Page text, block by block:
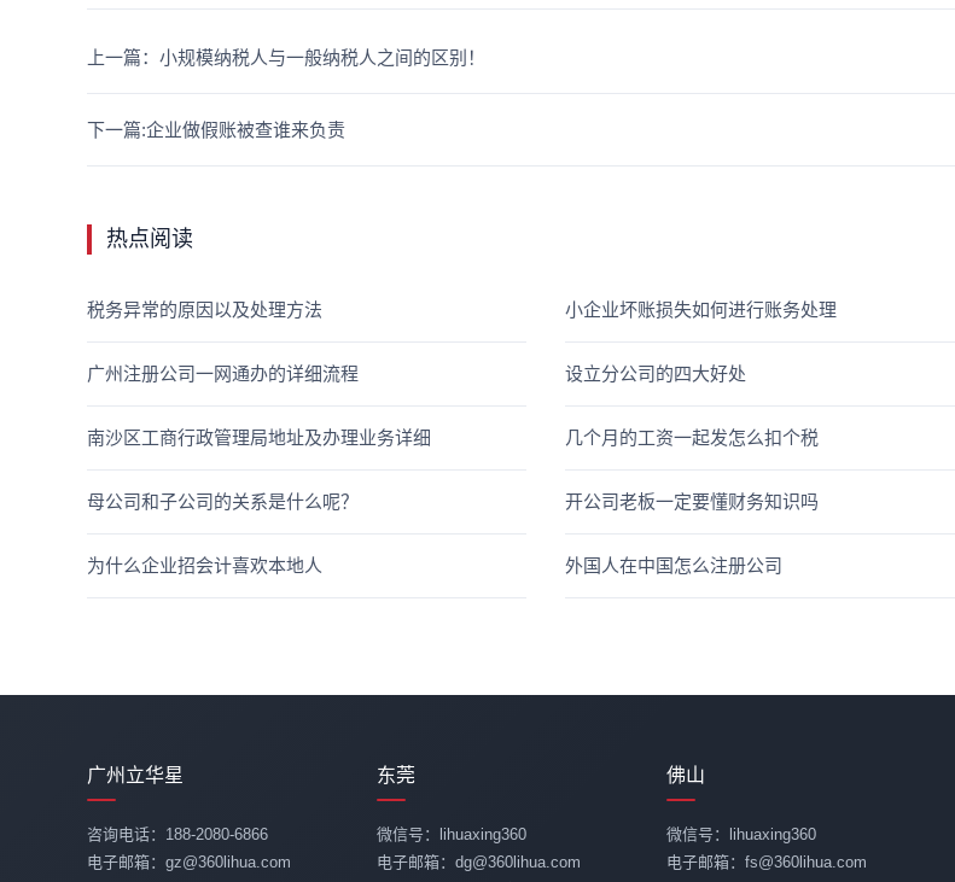
下一篇:企业做假账被查谁来负责
上一篇：小规模纳税人与一般纳税人之间的区别！
热点阅读
税务异常的原因以及处理方法 小企业坏账损失如何进行账务处理
广州注册公司一网通办的详细流程 设立分公司的四大好处
南沙区工商行政管理局地址及办理业务详细 几个月的工资一起发怎么扣个税
母公司和子公司的关系是什么呢？ 开公司老板一定要懂财务知识吗
为什么企业招会计喜欢本地人 外国人在中国怎么注册公司
广州立华星
咨询电话：188-2080-6866
电子邮箱：gz@360lihua.com
东莞
微信号：lihuaxing360
电子邮箱：dg@360lihua.com
佛山
微信号：lihuaxing360
电子邮箱：fs@360lihua.com